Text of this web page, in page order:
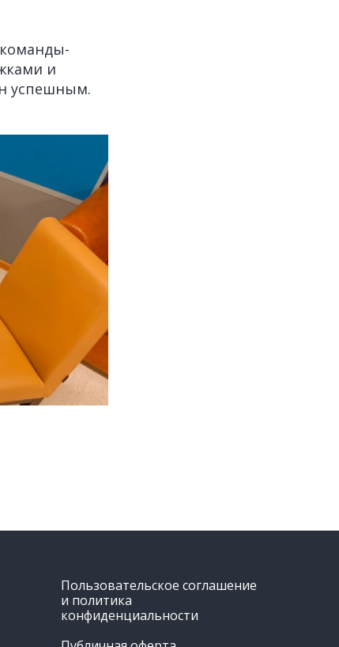
и
успешным.
Пользовательское соглашение
и политика
конфиденциальности